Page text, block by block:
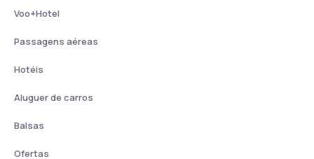
Voo+Hotel
Passagens aéreas
Hotéis
Aluguer de carros
Balsas
Ofertas